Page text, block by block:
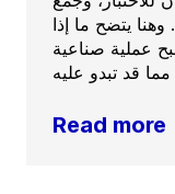
وهنا يتضح ما إذا
عملية صناعية
Read more